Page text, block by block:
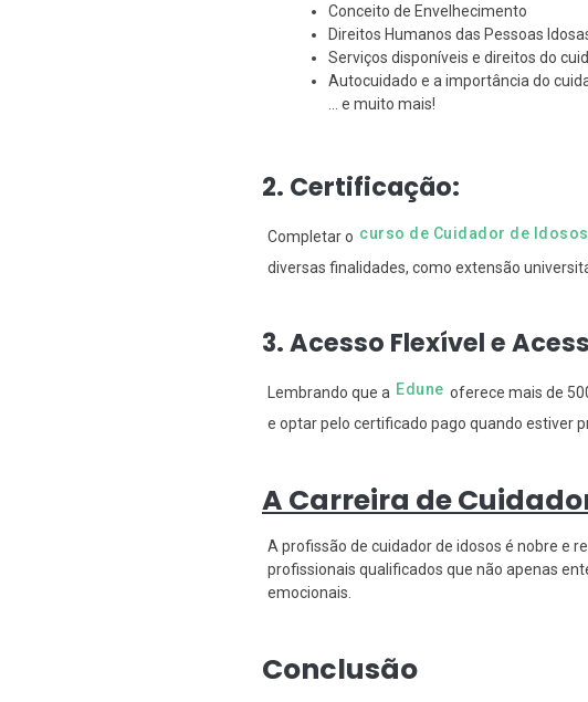
Conceito de Envelhecimento
Direitos Humanos das Pessoas
Serviços disponíveis e direitos do
Autocuidado e a importância do
... e muito mais!
2. Certificação:
Completar o curso de Cuidador de
diversas finalidades, como extensão
3. Acesso Flexível e
Lembrando que a Edune oferece mais de
e optar pelo certificado pago quando estiver
A Carreira de
A profissão de cuidador de idosos é nobre e
profissionais qualificados que não apenas
emocionais.
Conclusão